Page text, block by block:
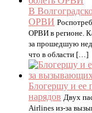
В
ОРВИ
ОРВИ в регионе.
за прошедшую
что в области […]
Блогершу и ее
нарядов Двух
Airlines из-за